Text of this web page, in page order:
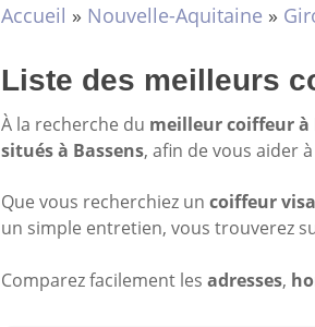
Accueil » Nouvelle-Aquitaine »
Liste des meilleurs
À la recherche du meilleur coiffeur à
situés à Bassens, afin de vous aider
Que vous recherchiez un coiffeur
un simple entretien, vous trouverez
Comparez facilement les adresses,